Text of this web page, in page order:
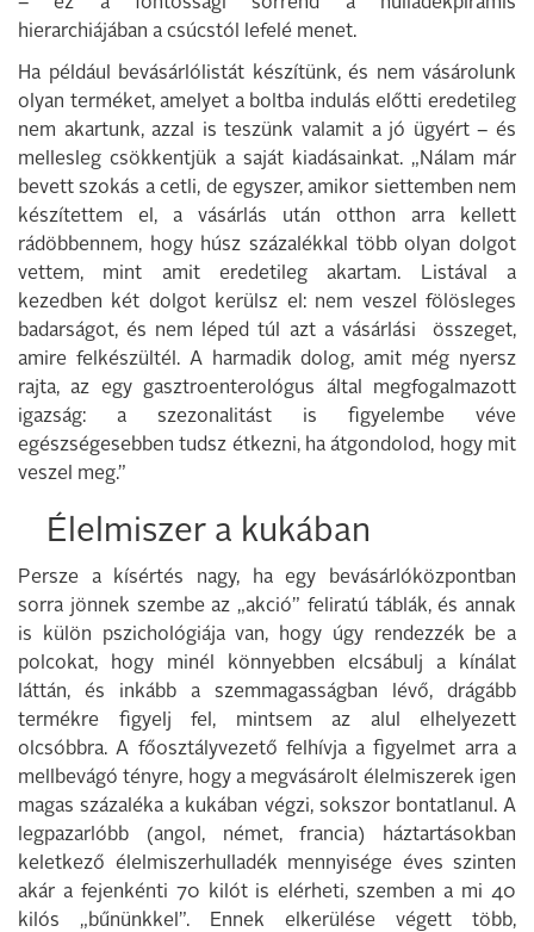
hierarchiájában a csúcstól lefelé menet.
Ha például bevásárlólistát készítünk, és nem vásárolunk
olyan terméket, amelyet a boltba indulás előtti eredetileg
nem akartunk, azzal is teszünk valamit a jó ügyért – és
mellesleg csökkentjük a saját kiadásainkat. „Nálam már
bevett szokás a cetli, de egyszer, amikor siettemben nem
készítettem el, a vásárlás után otthon arra kellett
rádöbbennem, hogy húsz százalékkal több olyan dolgot
vettem, mint amit eredetileg akartam. Listával a
kezedben két dolgot kerülsz el: nem veszel fölösleges
badarságot, és nem léped túl azt a vásárlási összeget,
amire felkészültél. A harmadik dolog, amit még nyersz
rajta, az egy gasztroenterológus által megfogalmazott
igazság: a szezonalitást is figyelembe véve
egészségesebben tudsz étkezni, ha átgondolod, hogy mit
veszel meg.”
Élelmiszer a kukában
Persze a kísértés nagy, ha egy bevásárlóközpontban
sorra jönnek szembe az „akció” feliratú táblák, és annak
is külön pszichológiája van, hogy úgy rendezzék be a
polcokat, hogy minél könnyebben elcsábulj a kínálat
láttán, és inkább a szemmagasságban lévő, drágább
termékre figyelj fel, mintsem az alul elhelyezett
olcsóbbra. A főosztályvezető felhívja a figyelmet arra a
mellbevágó tényre, hogy a megvásárolt élelmiszerek igen
magas százaléka a kukában végzi, sokszor bontatlanul. A
legpazarlóbb (angol, német, francia) háztartásokban
keletkező élelmiszerhulladék mennyisége éves szinten
akár a fejenkénti 70 kilót is elérheti, szemben a mi 40
kilós „bűnünkkel”. Ennek elkerülése végett több,